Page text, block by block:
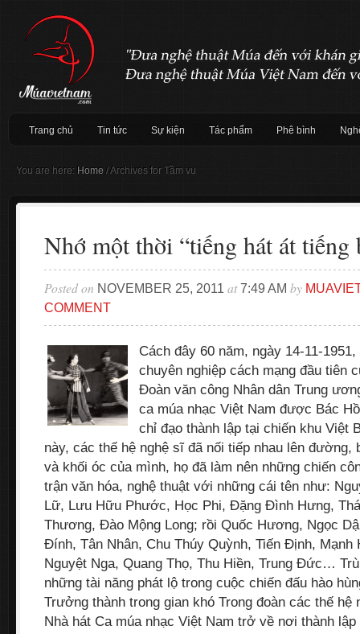
Trang chủ Tin tức Sự kiện Tác phẩm Phê bình
You are here: Home /Archives for Tầm vu
Nhớ một thời “tiếng hát át tiếng
Posted on NOVEMBER 25, 2011 at7:49 AM by
COMMENT
Cách đây 60 năm, ngày 14-11-
chuyên nghiệp cách mạng đầu tiên
Đoàn văn công Nhân dân Trung
ca múa nhạc Việt Nam được Bác
chỉ đạo thành lập tại chiến khu Việt
này, các thế hệ nghệ sĩ đã nối tiếp nhau lên đường,
và khối óc của mình, họ đã làm nên những chiến
trận văn hóa, nghệ thuật với những cái tên như:
Lữ, Lưu Hữu Phước, Học Phi, Đặng Đình Hưng,
Thương, Đào Mộng Long; rồi Quốc Hương, Ngọc
Đính, Tân Nhân, Chu Thúy Quỳnh, Tiến Định, Mạnh
Nguyệt Nga, Quang Thọ, Thu Hiền, Trung Đức…
những tài năng phát lộ trong cuộc chiến đấu hào
Trưởng thành trong gian khó Trong đoàn các thế hệ
Nhà hát Ca múa nhạc Việt Nam trở về nơi thành